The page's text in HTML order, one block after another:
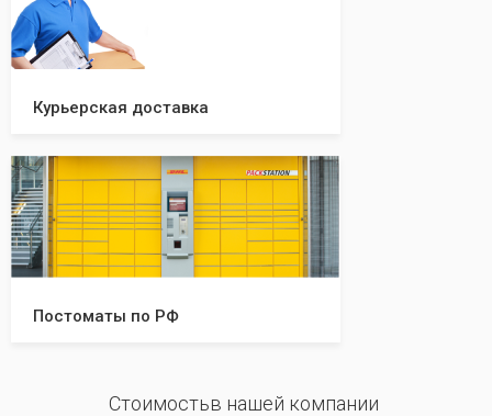
Курьерская доставка
Постоматы по РФ
Стоимостьв нашей компании